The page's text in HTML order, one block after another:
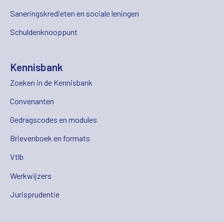
Saneringskredieten en sociale leningen
Schuldenknooppunt
Kennisbank
Zoeken in de Kennisbank
Convenanten
Gedragscodes en modules
Brievenboek en formats
Vtlb
Werkwijzers
Jurisprudentie